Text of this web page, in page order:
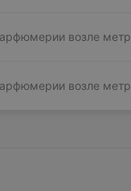
возле
возле